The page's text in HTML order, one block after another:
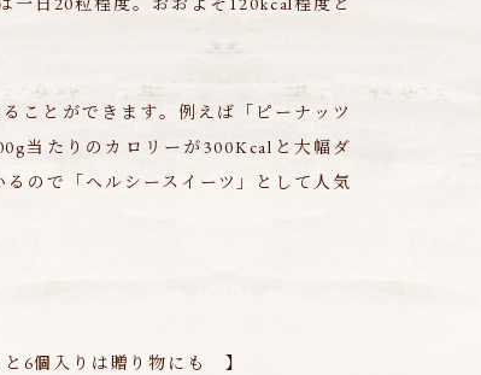
ことができます。例えば「ピーナッツ
当たりのカロリーが300Kcalと大幅ダ
ので「ヘルシースイーツ」として人気
6個入りは贈り物にも 】